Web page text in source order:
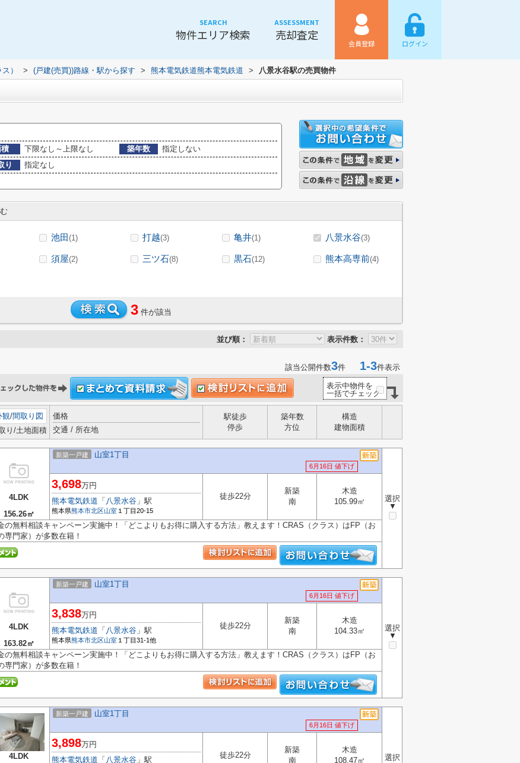
SEARCH
物件エリア検索
ASSESSMENT
売却査定
会員登録 ログイン
） > (戸建(売買))路線・駅から探す > 熊本電気鉄道熊本電気鉄道 > 八景水谷駅の売買物件
下限なし～上限なし 築年数
指定しない
り
指定なし
池田(1) 打越(3) 亀井(1) 八景水谷(3)
須屋(2) 三ツ石(8) 黒石(12) 熊本高専前(4)
3 件が該当
並び順： 表示件数：
該当公開件数3件 1-3件表示
表示中物件を
一括でチェック
観/間取り図
り/土地面積
価格
交通 / 所在地
駅徒歩
停歩
築年数
方位
構造
建物面積
4LDK
156.26㎡
新築一戸建 山室1丁目
6月16日 値下げ
選択
▼
3,698万円
熊本電気鉄道 「 八景水谷 」駅
熊本県熊本市北区山室 １丁目20-15
徒歩22分
新築
南
木造
105.99㎡
の無料相談キャンペーン実施中！「どこよりもお得に購入する方法」教えます！CRAS（クラス）はFP（お
専門家）が多数在籍！
4LDK
163.82㎡
新築一戸建 山室1丁目
6月16日 値下げ
選択
▼
3,838万円
熊本電気鉄道 「 八景水谷 」駅
熊本県熊本市北区山室 １丁目31-1他
徒歩22分
新築
南
木造
104.33㎡
の無料相談キャンペーン実施中！「どこよりもお得に購入する方法」教えます！CRAS（クラス）はFP（お
専門家）が多数在籍！
4LDK
新築一戸建 山室1丁目
6月16日 値下げ
選択
3,898万円
熊本電気鉄道 「 八景水谷 」駅
徒歩22分
新築
南
木造
108.47㎡